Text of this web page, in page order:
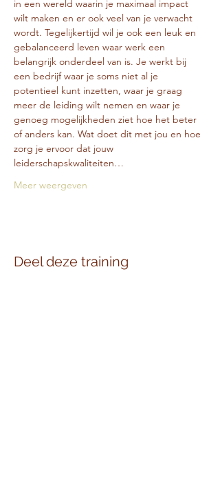
in een wereld waarin je maximaal impact
wilt maken en er ook veel van je verwacht
wordt. Tegelijkertijd wil je ook een leuk en
gebalanceerd leven waar werk een
belangrijk onderdeel van is. Je werkt bij
een bedrijf waar je soms niet al je
potentieel kunt inzetten, waar je graag
meer de leiding wilt nemen en waar je
genoeg mogelijkheden ziet hoe het beter
of anders kan. Wat doet dit met jou en hoe
zorg je ervoor dat jouw
leiderschapskwaliteiten…
Meer weergeven
Deel deze training